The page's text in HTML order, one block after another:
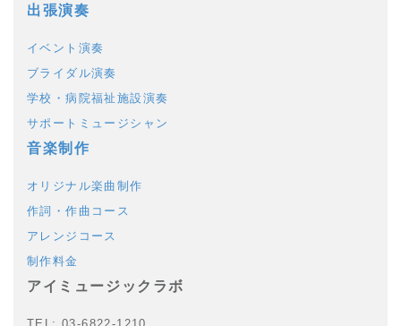
出張演奏
イベント演奏
ブライダル演奏
学校・病院福祉施設演奏
サポートミュージシャン
音楽制作
オリジナル楽曲制作
作詞・作曲コース
アレンジコース
制作料金
アイミュージックラボ